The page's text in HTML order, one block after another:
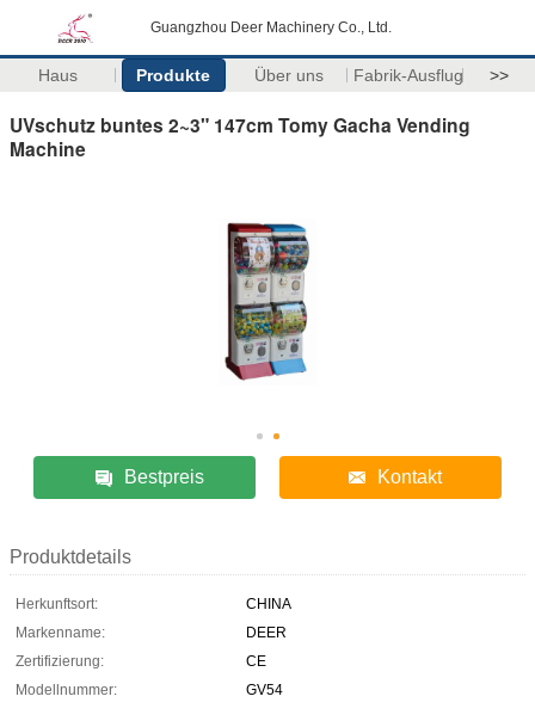
Guangzhou Deer Machinery Co., Ltd.
Haus Produkte Über uns Fabrik-Ausflug >>
UVschutz buntes 2~3" 147cm Tomy Gacha Vending
Machine
Bestpreis Kontakt
Produktdetails
Herkunftsort:
CHINA
Markenname:
DEER
Zertifizierung:
CE
Modellnummer:
GV54